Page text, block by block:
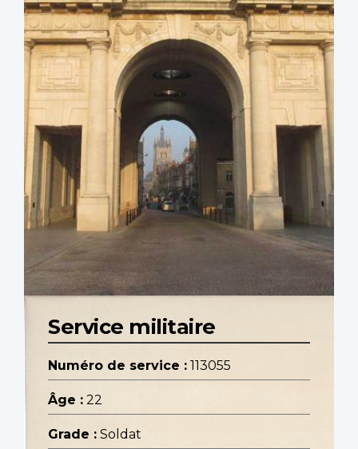
Service militaire
Numéro de service : 113055
Âge : 22
Grade : Soldat